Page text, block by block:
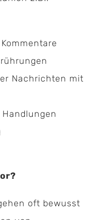
Nachrichten mit
oft bewusst